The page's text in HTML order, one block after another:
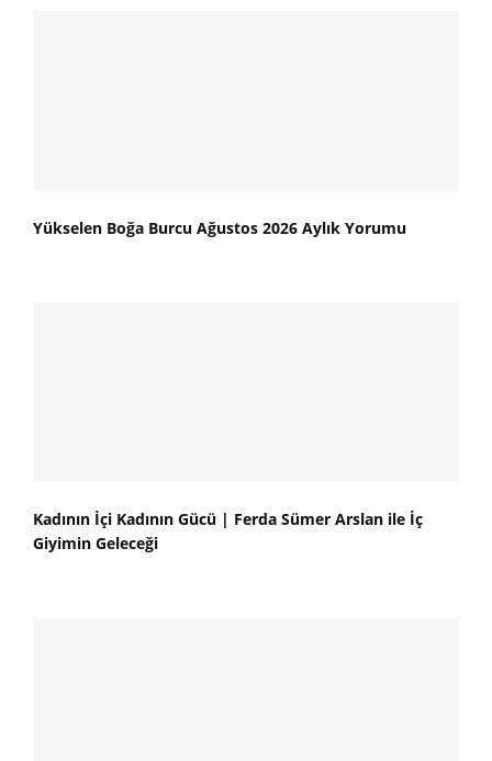
Yükselen Boğa Burcu Ağustos 2026 Aylık Yorumu
Kadının İçi Kadının Gücü | Ferda Sümer Arslan ile İç
Giyimin Geleceği